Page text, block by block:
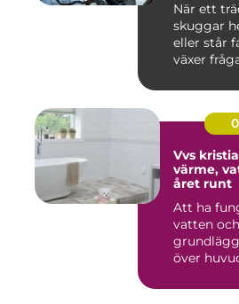
När ett
skuggar
eller står
växer
Vvs
värme,
året runt
Att ha
vatten
över